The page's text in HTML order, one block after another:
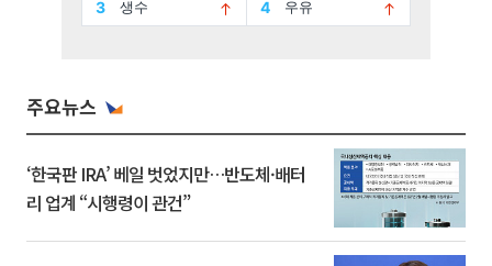
주요뉴스
‘한국판 IRA’ 베일 벗었지만…반도체·배터
리 업계 “시행령이 관건”